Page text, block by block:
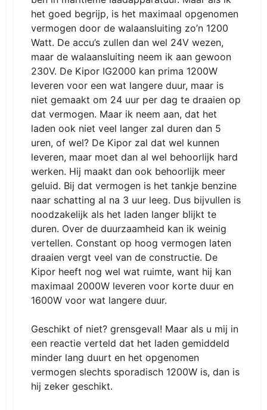
het goed begrijp, is het maximaal opgenomen
vermogen door de walaansluiting zo’n 1200
Watt. De accu’s zullen dan wel 24V wezen,
maar de walaansluiting neem ik aan gewoon
230V. De Kipor IG2000 kan prima 1200W
leveren voor een wat langere duur, maar is
niet gemaakt om 24 uur per dag te draaien op
dat vermogen. Maar ik neem aan, dat het
laden ook niet veel langer zal duren dan 5
uren, of wel? De Kipor zal dat wel kunnen
leveren, maar moet dan al wel behoorlijk hard
werken. Hij maakt dan ook behoorlijk meer
geluid. Bij dat vermogen is het tankje benzine
naar schatting al na 3 uur leeg. Dus bijvullen is
noodzakelijk als het laden langer blijkt te
duren. Over de duurzaamheid kan ik weinig
vertellen. Constant op hoog vermogen laten
draaien vergt veel van de constructie. De
Kipor heeft nog wel wat ruimte, want hij kan
maximaal 2000W leveren voor korte duur en
1600W voor wat langere duur.
Geschikt of niet? grensgeval! Maar als u mij in
een reactie verteld dat het laden gemiddeld
minder lang duurt en het opgenomen
vermogen slechts sporadisch 1200W is, dan is
hij zeker geschikt.